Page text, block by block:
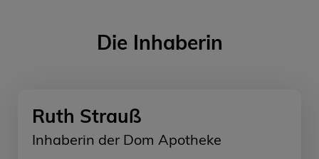
Die Inhaberin
Ruth Strauß
Inhaberin der Dom Apotheke